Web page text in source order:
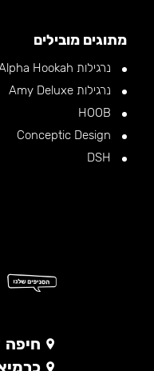
מתוגים מובילים
נרגילות Alpha Hookah
נרגילות Amy Deluxe
חיפה